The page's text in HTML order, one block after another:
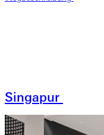
Singapur